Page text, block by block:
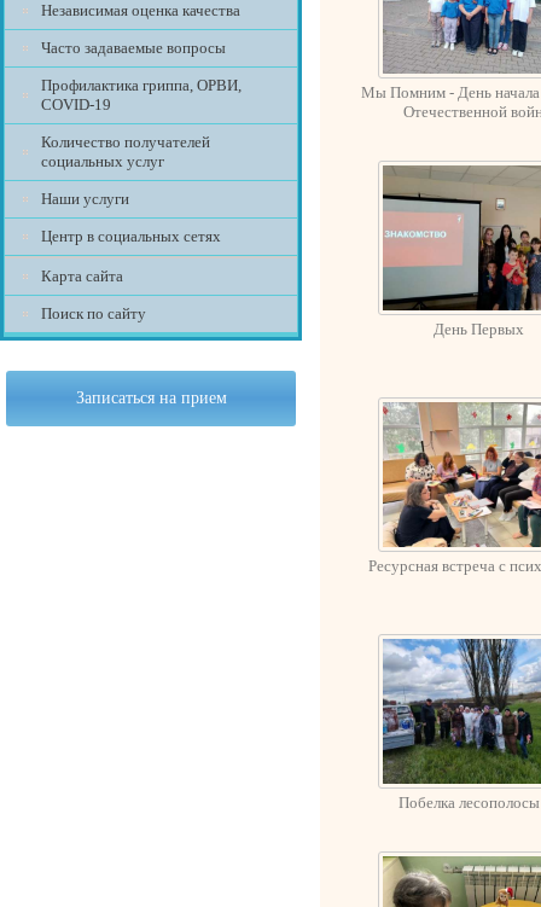
Независимая оценка качества
Часто задаваемые вопросы
Профилактика гриппа, ОРВИ,
COVID-19
Количество получателей
социальных услуг
Наши услуги
Центр в социальных сетях
Карта сайта
Поиск по сайту
Записаться на прием
Мы Помним - День начала
Отечественной
День Первых
Ресурсная встреча с
Побелка